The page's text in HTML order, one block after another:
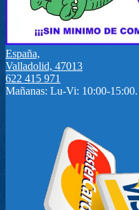
España,
Valladolid, 47013
622 415 971
Mañanas: Lu-Vi: 10:00-15:00.